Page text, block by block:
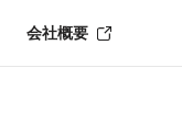
会社概要